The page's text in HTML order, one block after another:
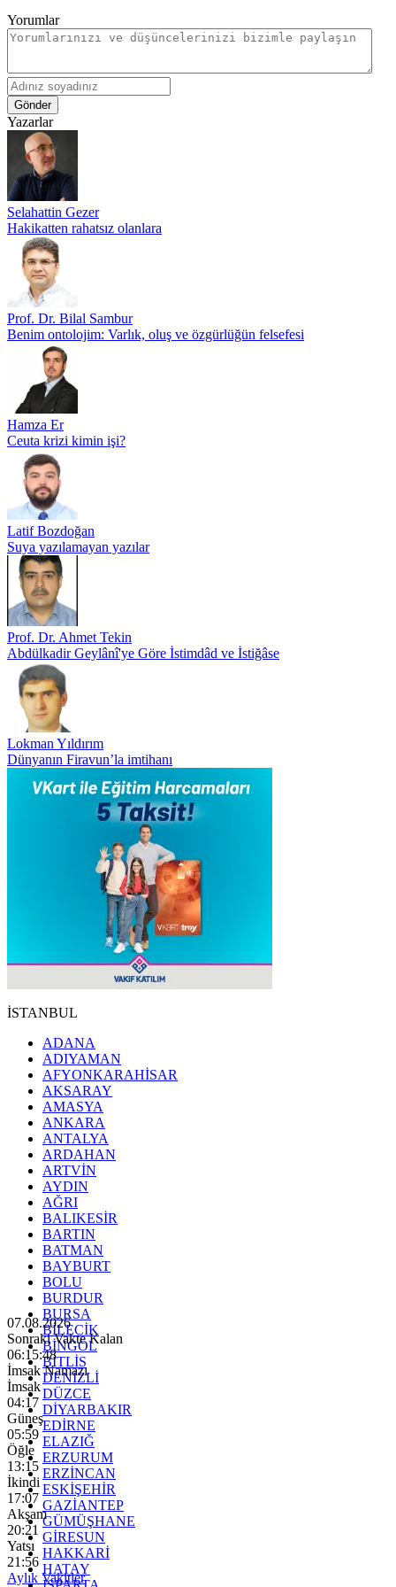
Yorumlar
Gönder
Yazarlar
Selahattin Gezer
Hakikatten rahatsız olanlara
Prof. Dr. Bilal Sambur
Benim ontolojim: Varlık, oluş ve özgürlüğün felsefesi
Hamza Er
Ceuta krizi kimin işi?
Latif Bozdoğan
Suya yazılamayan yazılar
Prof. Dr. Ahmet Tekin
Abdülkadir Geylânî'ye Göre İstimdâd ve İstiğâse
Lokman Yıldırım
Dünyanın Firavun’la imtihanı
İSTANBUL
ADANA
ADIYAMAN
AFYONKARAHİSAR
AKSARAY
AMASYA
ANKARA
ANTALYA
ARDAHAN
ARTVİN
AYDIN
AĞRI
BALIKESİR
BARTIN
BATMAN
BAYBURT
BOLU
BURDUR
BURSA
BİLECİK
BİNGÖL
BİTLİS
DENİZLİ
DÜZCE
DİYARBAKIR
EDİRNE
ELAZIĞ
ERZURUM
ERZİNCAN
ESKİŞEHİR
GAZİANTEP
GÜMÜŞHANE
GİRESUN
HAKKARİ
HATAY
07.08.2026
Sonraki Vakte Kalan
06:15:47
İmsak Namazı
İmsak
04:17
Güneş
05:59
Öğle
13:15
İkindi
17:07
Akşam
20:21
Yatsı
21:56
Aylık Vakitler